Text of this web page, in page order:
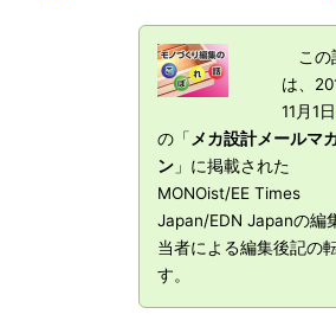
この
は、
11月1
の「 メカ設計メールマ
ン」に掲載された
MONOist/EE Times
Japan/EDN Japanの編
当者による編集後記の
す。